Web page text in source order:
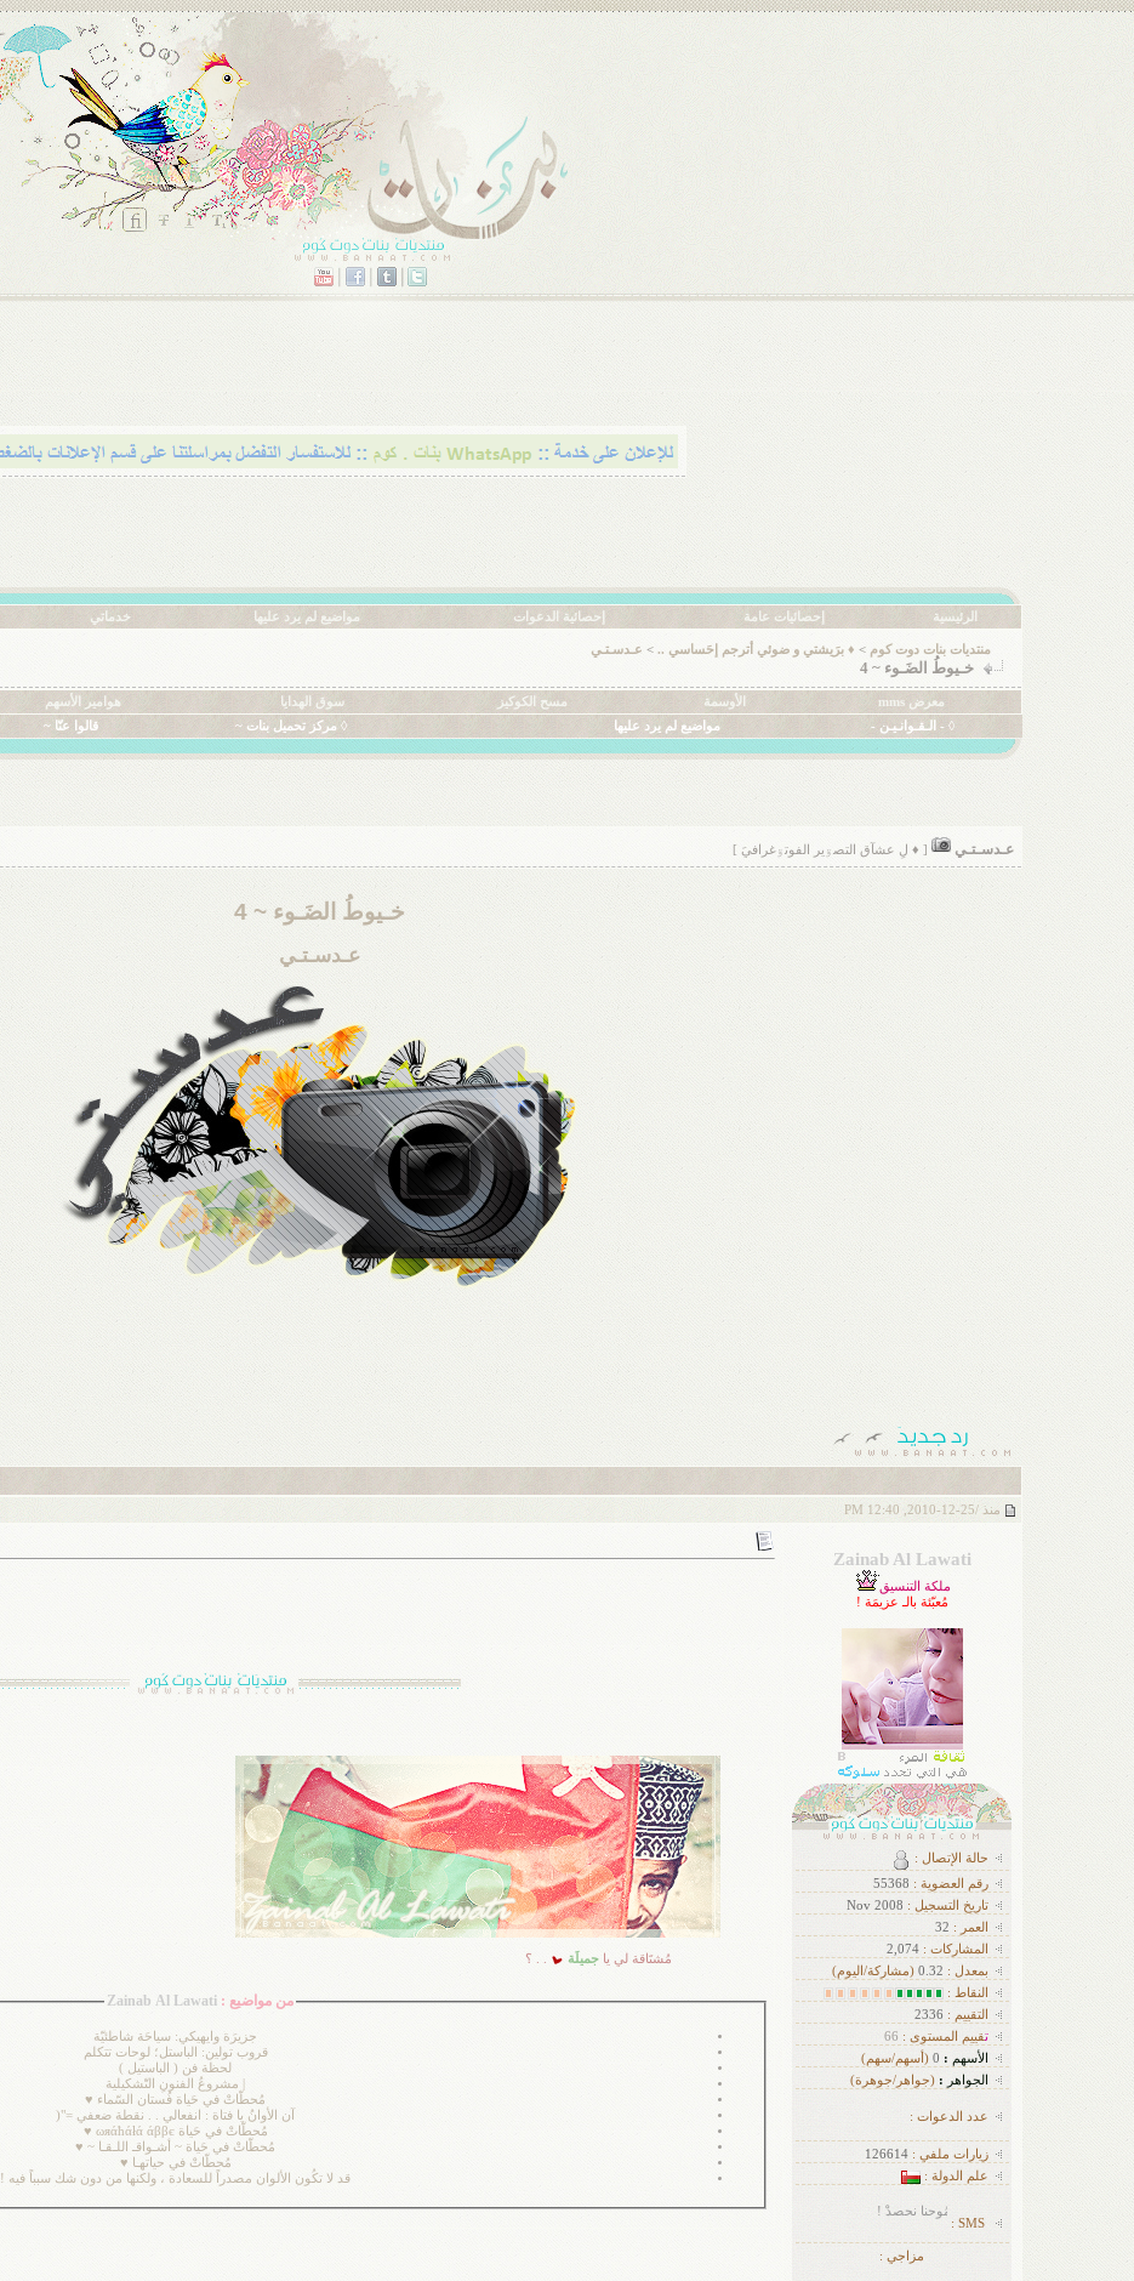
الرئيسية إحصائيات عامة إحصائية الدعوات مواضيع لم يرد عليها خدماتي
منتديات بنات دوت كوم > ♦ برَيشتي و ضوئي أترجم إحَساسي .. > عـدسـتـي
خـيوطُ الضَـوء ~ 4
معرض mms الأوسمة مسح الكوكيز سوق الهدايا هوامير الأسهم
◊ - الـقـوانـيـن -
مواضيع لم يرد عليها ◊ مركز تحميل بنات ~ قالوا عنّا ~
عـدسـتـي [ ♦ لِ عشآق التصۊير الفوتۊغرافيَ ]
خـيوطُ الضَـوء ~ 4
عـدسـتـي
منذ /25-12-2010, 12:40 PM
Zainab Al Lawati
ملكة التنسيق
مُعبّئة بالـ عزيمَة !
حالة الإتصال :
رقم العضوية : 55368
تاريخ التسجيل : Nov 2008
العمر : 32
المشاركات :2,074
بمعدل : 0.32 (مشاركة/اليوم)
النقاط :
التقييم : 2336
تقييم المستوى : 66
الأسهم :
0 (أسهم/سهم)
الجواهر :(جواهر/جوهرة)
عدد الدعوات :
زيارات ملفي :126614
علم الدولة :
SMS :
مزاجي :
مُشتَاقة لي ياجميلَة . . ؟
من مواضيع :Zainab Al Lawati
جزيرَة وايهيكي: سياحَة شاطئيّة
قروب تولين: الباستل؛ لوحات تتكلم
لحظة فن ( الباستيل )
| مشروعُ الفنونِ التّشكيلية
مُحطّاتْ في حَياة فُستان السّماء ♥
آن الأوانُ يا فتاة : انفعالي . . نقطة ضعفي ="(
مُحطّاتْ في حَياة ωяάћάłά άββє ♥
مُحطّاتْ في حَياة ~ أشـواقـ اللـقـا ~ ♥
مُحطّاتْ في حياتهـا ♥
قد لا تكُون الألوان مصدراً للسعادة ، ولكنها من دون شك سبباً فيه !